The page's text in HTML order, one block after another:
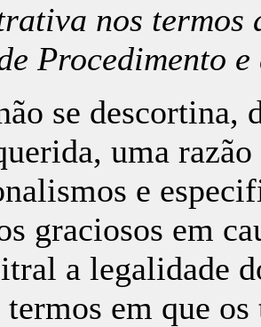
nos termos
Procedimento
se descortina,
uma
e
graciosos em
a legalidade
termos em que